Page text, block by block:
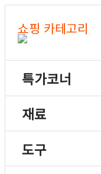
쇼핑 카테고리
특가코너
재료
도구